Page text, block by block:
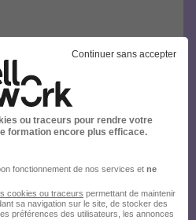
Continuer sans accepter
ou traceurs pour rendre votre
formation encore plus efficace.
fonctionnement de nos services et ne
cookies ou traceurs permettant de maintenir
sa navigation sur le site, de stocker des
préférences des utilisateurs, les annonces